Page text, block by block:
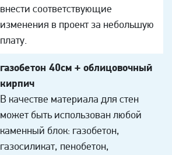
внести соответствующие
изменения в проект за небольшую
плату.
газобетон 40см + облицовочный
кирпич
В качестве материала для стен
может быть использован любой
каменный блок: газобетон,
газосиликат, пенобетон,